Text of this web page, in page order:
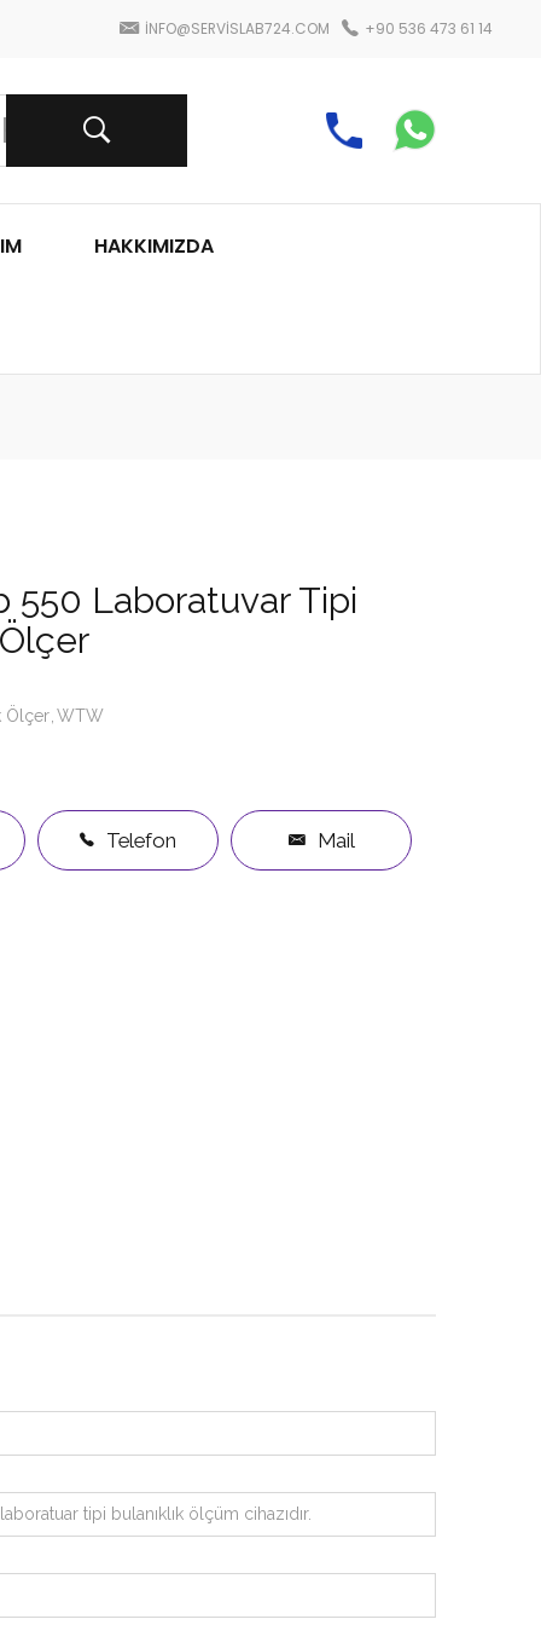
INFO@SERVISLAB724.COM +90 536 473 61 14
HAKKIMIZDA
550 Laboratuvar Tipi
Ölçer WTW
Telefon Mail
tipi bulanıklık ölçüm cihazıdır.